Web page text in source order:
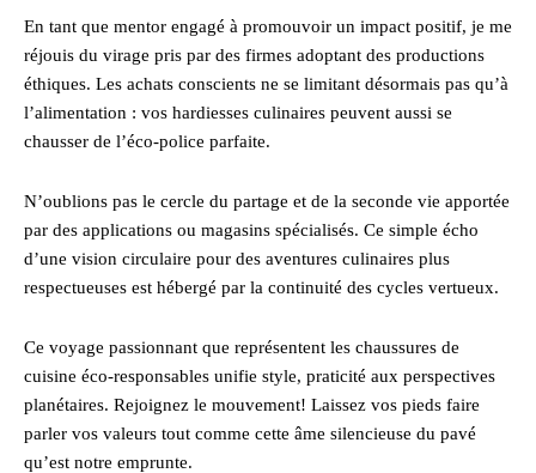
En tant que mentor engagé à promouvoir un impact positif, je me
réjouis du virage pris par des firmes adoptant des productions
éthiques. Les achats conscients ne se limitant désormais pas qu’à
l’alimentation : vos hardiesses culinaires peuvent aussi se
chausser de l’éco-police parfaite.
N’oublions pas le cercle du partage et de la seconde vie apportée
par des applications ou magasins spécialisés. Ce simple écho
d’une vision circulaire pour des aventures culinaires plus
respectueuses est hébergé par la continuité des cycles vertueux.
Ce voyage passionnant que représentent les chaussures de
cuisine éco-responsables unifie style, praticité aux perspectives
planétaires. Rejoignez le mouvement! Laissez vos pieds faire
parler vos valeurs tout comme cette âme silencieuse du pavé
qu’est notre emprunte.